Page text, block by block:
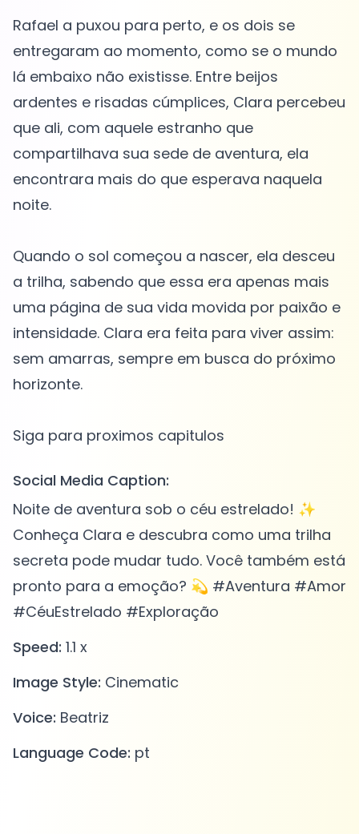
Rafael a puxou para perto, e os dois se
entregaram ao momento, como se o mundo
lá embaixo não existisse. Entre beijos
ardentes e risadas cúmplices, Clara percebeu
que ali, com aquele estranho que
compartilhava sua sede de aventura, ela
encontrara mais do que esperava naquela
noite.
Quando o sol começou a nascer, ela desceu
a trilha, sabendo que essa era apenas mais
uma página de sua vida movida por paixão e
intensidade. Clara era feita para viver assim:
sem amarras, sempre em busca do próximo
horizonte.
Social Media Caption:
Noite de aventura sob o céu estrelado! ✨
Conheça Clara e descubra como uma trilha
secreta pode mudar tudo. Você também está
pronto para a emoção? 💫 #Aventura #Amor
#CéuEstrelado #Exploração
Speed: 1.1 x
Image Style: Cinematic
Voice: Beatriz
Language Code: pt